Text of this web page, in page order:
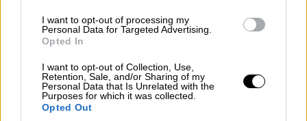
I want to opt-out of processing my
Personal Data for Targeted Advertising.
Opted In
I want to opt-out of Collection, Use,
Retention, Sale, and/or Sharing of my
Personal Data that Is Unrelated with the
Purposes for which it was collected.
Opted Out
έντονη παρουσία στις θαλάσσιες εμπορικές
διαδρομές της περιοχής.
ΔΙΑΒΑΣΤΕ ΕΠΙΣΗΣ
Πολιτική 23.06.2025 11:56